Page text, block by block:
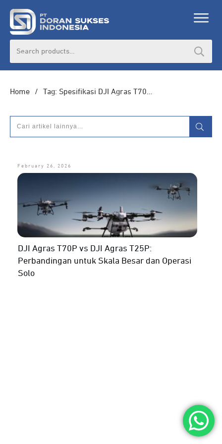
Home / Tag: Spesifikasi DJI Agras T70P vs DJI Agras T25P
February 26, 2026
DJI Agras T70P vs DJI Agras T25P:
Perbandingan untuk Skala Besar dan Operasi
Solo